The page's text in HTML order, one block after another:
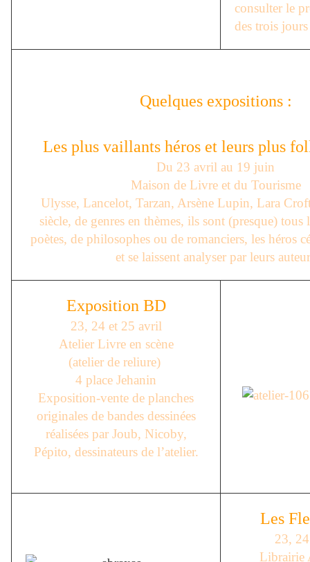
consulter le
des trois
Quelques expositions :
Les plus vaillants héros et leurs plus
Du 23 avril au 19 juin
Maison de Livre et du Tourisme
Ulysse, Lancelot, Tarzan, Arsène Lupin, Lara
siècle, de genres en thèmes, ils sont (presque) tous
poètes, de philosophes ou de romanciers, les héros
et se laissent analyser par leurs
Exposition BD
23, 24 et 25 avril
Atelier Livre en scène
(atelier de reliure)
4 place Jehanin
Exposition-vente de planches
originales de bandes dessinées
réalisées par Joub, Nicoby,
Pépito, dessinateurs de l’atelier.
Les
23,
Librairie